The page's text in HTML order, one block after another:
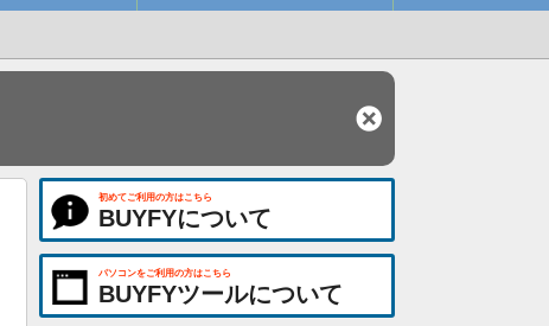
初めてご利用の方はこちら
BUYFYについて
パソコンをご利用の方はこちら
BUYFYツールについて